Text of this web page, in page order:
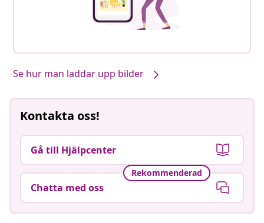
Se hur man laddar upp bilder
Kontakta oss!
Gå till Hjälpcenter
Rekommenderad
Chatta med oss